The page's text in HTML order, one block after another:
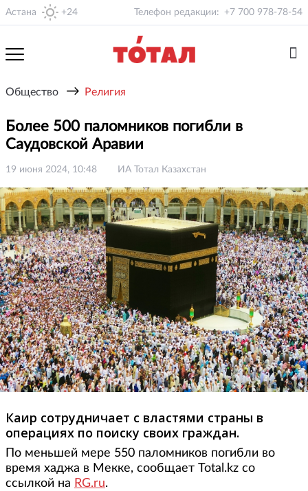
Астана +24 Телефон редакции: +7 700 978-78-54
Общество → Религия
Более 500 паломников погибли в
Саудовской Аравии
19 июня 2024, 10:48 ИА Тотал Казахстан
Каир сотрудничает с властями страны в
операциях по поиску своих граждан.
По меньшей мере 550 паломников погибли во
время хаджа в Мекке, сообщает Total.kz со
ссылкой на RG.ru.